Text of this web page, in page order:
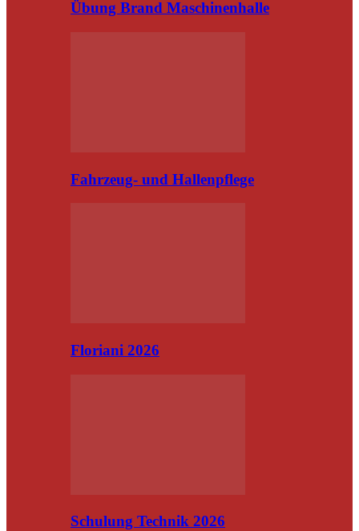
Übung Brand Maschinenhalle
Fahrzeug- und Hallenpflege
Floriani 2026
Schulung Technik 2026